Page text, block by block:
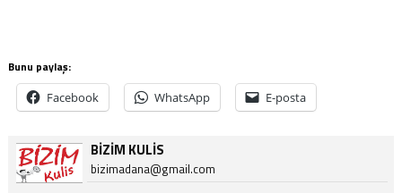
Bunu paylaş:
Facebook WhatsApp E-posta
BİZİM KULİS
bizimadana@gmail.com